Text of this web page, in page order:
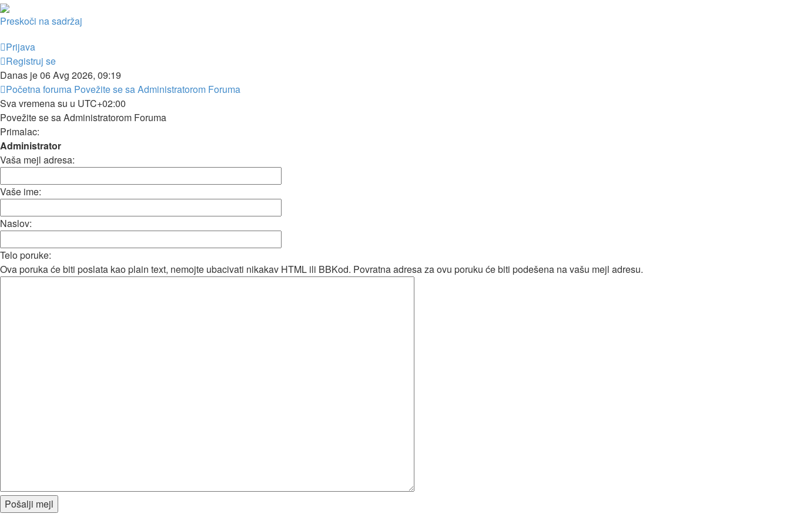
Preskoči na sadržaj
Prijava
Registruj se
Danas je 06 Avg 2026, 09:19
Početna foruma Povežite se sa Administratorom Foruma
Sva vremena su u UTC+02:00
Povežite se sa Administratorom Foruma
Primalac:
Administrator
Vaša mejl adresa:
Vaše ime:
Naslov:
Telo poruke:
Ova poruka će biti poslata kao plain text, nemojte ubacivati nikakav HTML ili BBKod. Povratna adresa za ovu poruku će biti podešena na vašu mejl adresu.